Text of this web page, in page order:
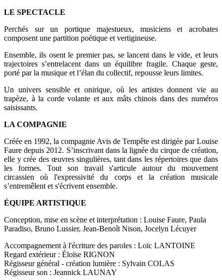
LE SPECTACLE
Perchés sur un portique majestueux, musiciens et acrobates
composent une partition poétique et vertigineuse.
Ensemble, ils osent le premier pas, se lancent dans le vide, et leurs
trajectoires s’entrelacent dans un équilibre fragile. Chaque geste,
porté par la musique et l’élan du collectif, repousse leurs limites.
Un univers sensible et onirique, où les artistes donnent vie au
trapèze, à la corde volante et aux mâts chinois dans des numéros
saisissants.
LA COMPAGNIE
Créée en 1992, la compagnie Avis de Tempête est dirigée par Louise
Faure depuis 2012. S’inscrivant dans la lignée du cirque de création,
elle y crée des œuvres singulières, tant dans les répertoires que dans
les formes. Tout son travail s'articule autour du mouvement
circassien où l'expressivité du corps et la création musicale
s’entremêlent et s'écrivent ensemble.
ÉQUIPE ARTISTIQUE
Conception, mise en scène et interprétation : Louise Faure, Paula
Paradiso, Bruno Lussier, Jean-Benoît Nison, Jocelyn Lécuyer
Accompagnement à l'écriture des paroles : Loïc LANTOINE
Regard extérieur : Éloïse RIGNON
Régisseur général - création lumière : Sylvain COLAS
Régisseur son : Jeannick LAUNAY